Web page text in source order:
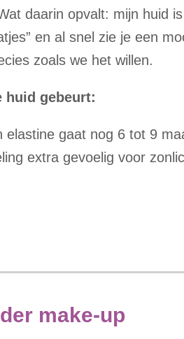
daarin opvalt: mijn huid
en al snel zie je een
zoals we het willen.
huid gebeurt:
elastine gaat nog 6 tot 9
extra gevoelig voor
make-up